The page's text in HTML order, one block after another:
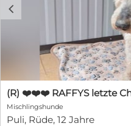
c
Mischlingshunde
Puli, Rüde, 12 Jahre